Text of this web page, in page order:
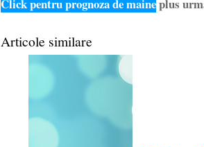
Click pentru prognoza de maineplus
Articole similare